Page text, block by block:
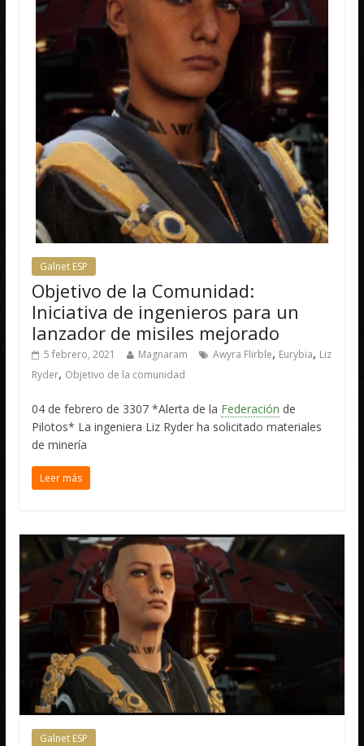
Galnet ESP
Objetivo de la Comunidad:
Iniciativa de ingenieros para un
lanzador de misiles mejorado
5 febrero, 2021 Magnaram Awyra Flirble, Eurybia, Liz
Ryder, Objetivo de la comunidad
04 de febrero de 3307 *Alerta de la Federación de
Pilotos* La ingeniera Liz Ryder ha solicitado materiales
de minería
Leer más
Galnet ESP